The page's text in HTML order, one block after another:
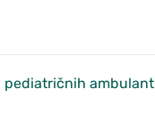
pediatričnih ambulant